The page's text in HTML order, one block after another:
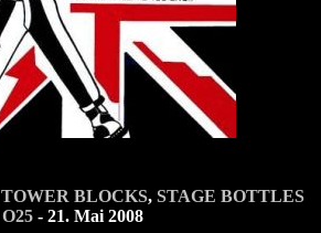
TOWER BLOCKS, STAGE BOTTLES
O25 - 21. Mai 2008